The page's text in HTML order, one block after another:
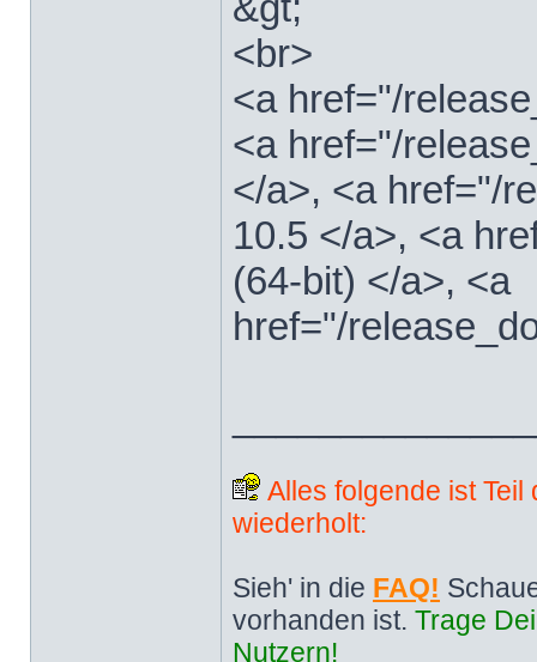
<br>
<a href="/
<a href="/
</a>, <a href="/
10.5 </a>, <a
(64-bit) </a>, <a
href="/
Alles folgende ist
wiederholt:
Sieh' in die FAQ!
vorhanden ist. Trage
Nutzern!